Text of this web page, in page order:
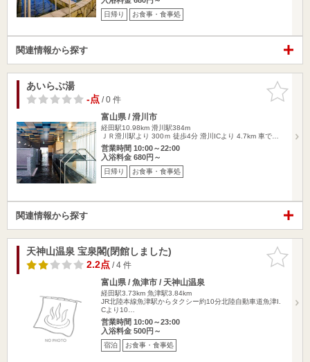
日帰り お食事・食事処
関連情報から探す
お気に入
りに追加
あいらぶ湯
-点/ 0 件
富山県 / 滑川市
経田駅10.98km 滑川駅384m
ＪＲ滑川駅より 300ｍ 徒歩4分 滑川ICより 4.7km 車で…
営業時間 10:00～22:00
入浴料金 680円～
日帰り お食事・食事処
関連情報から探す
お気に入
りに追加
天神山温泉 宝泉閣(閉館しました)
2.2点/ 4 件
富山県 / 魚津市 / 天神山温泉
経田駅3.73km 魚津駅3.84km
JR北陸本線魚津駅からタクシー約10分北陸自動車道魚津I.
Cより10…
営業時間 10:00～23:00
入浴料金 500円～
宿泊 お食事・食事処